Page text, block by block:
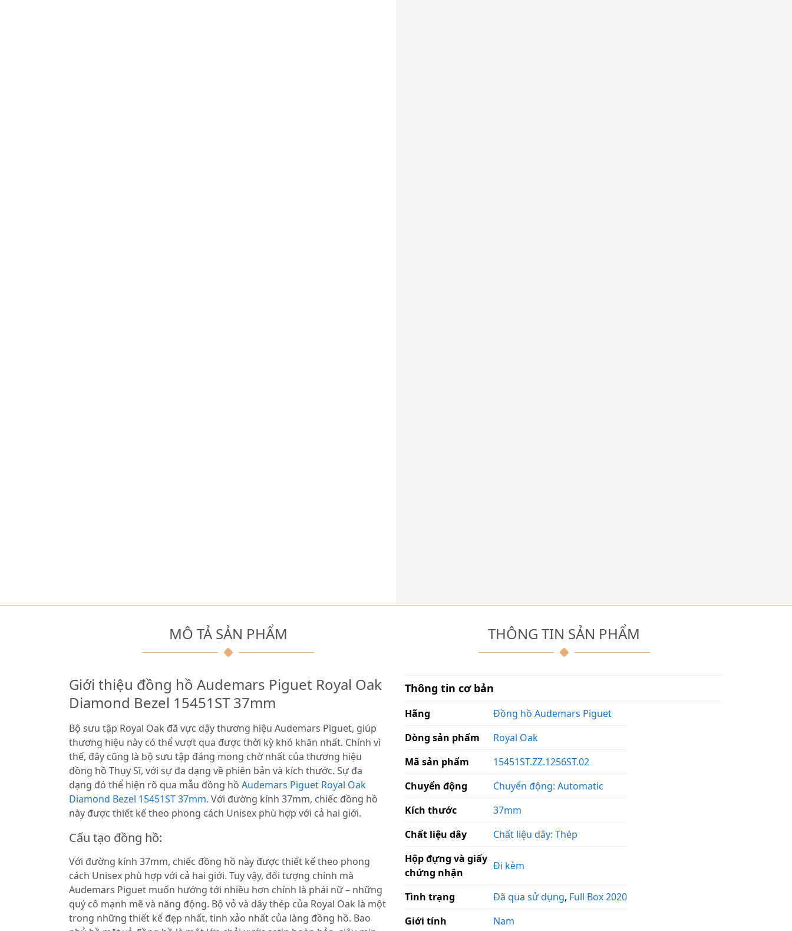
MÔ TẢ SẢN PHẨM
Giới thiệu đồng hồ Audemars Piguet Royal Oak
Diamond Bezel 15451ST 37mm
Bộ sưu tập Royal Oak đã vực dậy thương hiệu Audemars Piguet, giúp
thương hiệu này có thể vượt qua được thời kỳ khó khăn nhất. Chính vì
thế, đây cũng là bộ sưu tập đáng mong chờ nhất của thương hiệu
đồng hồ Thụy Sĩ, với sự đa dạng về phiên bản và kích thước. Sự đa
dạng đó thể hiện rõ qua mẫu đồng hồ Audemars Piguet Royal Oak
Diamond Bezel 15451ST 37mm. Với đường kính 37mm, chiếc đồng hồ
này được thiết kế theo phong cách Unisex phù hợp với cả hai giới.
Cấu tạo đồng hồ:
Với đường kính 37mm, chiếc đồng hồ này được thiết kế theo phong
cách Unisex phù hợp với cả hai giới. Tuy vậy, đối tượng chính mà
Audemars Piguet muốn hướng tới nhiều hơn chính là phái nữ – những
quý cô mạnh mẽ và năng động. Bộ vỏ và dây thép của Royal Oak là một
trong những thiết kế đẹp nhất, tinh xảo nhất của làng đồng hồ. Bao
THÔNG TIN SẢN PHẨM
Thông tin cơ bản
Hãng
Đồng hồ Audemars Piguet
Dòng sản phẩm
Royal Oak
Mã sản phẩm
15451ST.ZZ.1256ST.02
Chuyển động
Chuyển động: Automatic
Kích thước
37mm
Chất liệu dây
Chất liệu dây: Thép
Hộp đựng và giấy
chứng nhận
Đi kèm
Tình trạng Đã qua sử dụng, Full Box 2020
Giới tính
Nam